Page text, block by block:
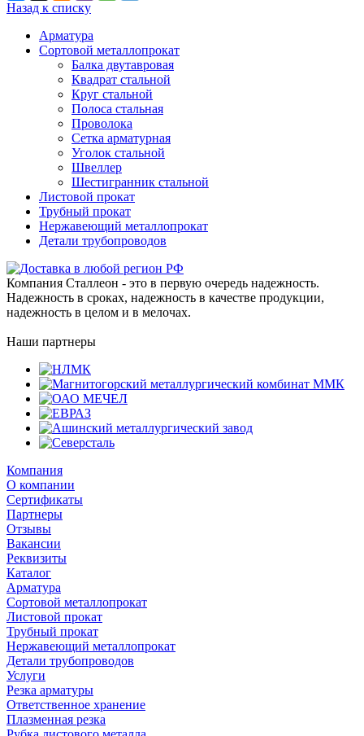
Назад к списку
Арматура
Сортовой металлопрокат
Балка двутавровая
Квадрат стальной
Круг стальной
Полоса стальная
Проволока
Сетка арматурная
Уголок стальной
Швеллер
Шестигранник стальной
Листовой прокат
Трубный прокат
Нержавеющий металлопрокат
Детали трубопроводов
Компания Сталлеон - это в первую очередь надежность.
Надежность в сроках, надежность в качестве продукции,
надежность в целом и в мелочах.
Наши партнеры
Компания
О компании
Сертификаты
Партнеры
Отзывы
Вакансии
Реквизиты
Каталог
Арматура
Сортовой металлопрокат
Листовой прокат
Трубный прокат
Нержавеющий металлопрокат
Детали трубопроводов
Услуги
Резка арматуры
Ответственное хранение
Плазменная резка